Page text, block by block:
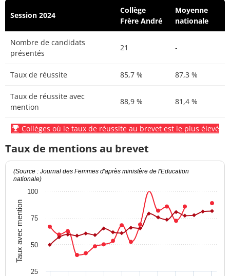
Session 2024
Collège
Frère André
Moyenne
nationale
Nombre de candidats
présentés
21 -
Taux de réussite 85,7 % 87,3 %
Taux de réussite avec
mention
88,9 % 81,4 %
Collèges où le taux de réussite au brevet est le plus élevé
Taux de mentions au brevet
Taux avec mention
(Source : Journal des Femmes d'après ministère de l'Education
nationale)
25
50
75
100